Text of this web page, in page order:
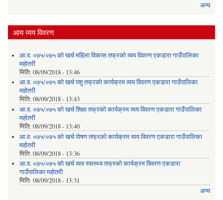
अन्य
आय व्यय विवरण
आ.व. ०७५/०७५ को खर्च महिला विकास तफ्रको व्यय विवरण एकडारा गाउँपालिका
महोतरी
मिति: 08/09/2018 - 13:46
आ.व. ०७५/०७५ को खर्च पशु तफ्रको कार्यक्रम व्यय विवरण एकडारा गाउँपालिका
महोतरी
मिति: 08/09/2018 - 13:43
आ.व. ०७५/०७५ को खर्च शिक्षा तफ्रको कार्यक्रम व्यय विवरण एकडारा गाउँपालिका
महोतरी
मिति: 08/09/2018 - 13:40
आ.व. ०७५/०७५ को खर्च पोषण तफ्रको कार्यक्रम व्यय विवरण एकडारा गाउँपालिका
महोतरी
मिति: 08/09/2018 - 13:36
आ.व. ०७५/०७५ को खर्च व्यय स्वास्थ्य तफ्रको कार्यक्रम विवरण एकडारा
गाउँपालिका महोतरी
मिति: 08/09/2018 - 13:31
अन्य